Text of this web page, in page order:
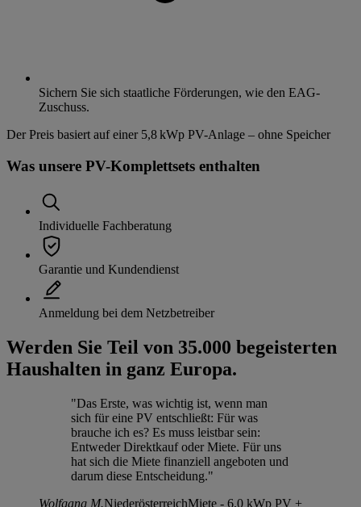
Sichern Sie sich staatliche Förderungen, wie den EAG-
Zuschuss.
Der Preis basiert auf einer 5,8 kWp PV-Anlage – ohne Speicher
Was unsere PV-Komplettsets enthalten
Individuelle Fachberatung
Garantie und Kundendienst
Anmeldung bei dem Netzbetreiber
Werden Sie Teil von 35.000 begeisterten
Haushalten in ganz Europa.
"Das Erste, was wichtig ist, wenn man
sich für eine PV entschließt: Für was
brauche ich es? Es muss leistbar sein:
Entweder Direktkauf oder Miete. Für uns
hat sich die Miete finanziell angeboten und
darum diese Entscheidung."
Wolfgang M.NiederösterreichMiete - 6.0 kWp PV +